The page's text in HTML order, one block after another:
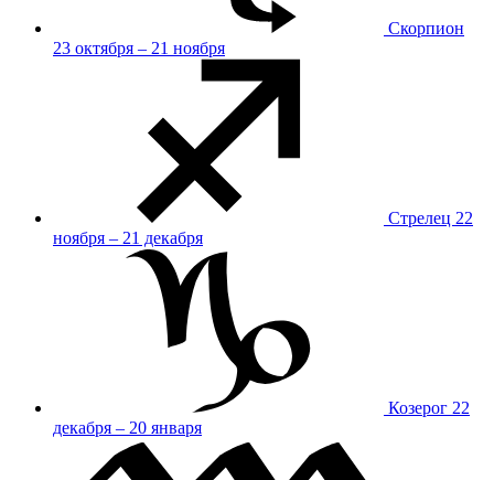
Скорпион
23 октября – 21 ноября
Стрелец 22
ноября – 21 декабря
Козерог 22
декабря – 20 января